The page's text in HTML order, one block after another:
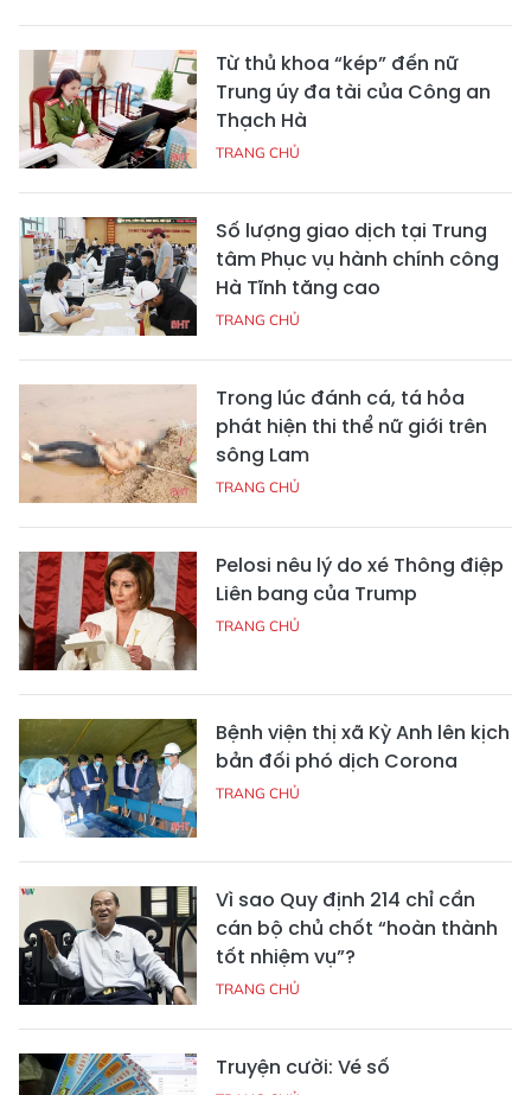
Từ thủ khoa “kép” đến nữ
Trung úy đa tài của Công an
Thạch Hà
TRANG CHỦ
Số lượng giao dịch tại Trung
tâm Phục vụ hành chính công
Hà Tĩnh tăng cao
TRANG CHỦ
Trong lúc đánh cá, tá hỏa
phát hiện thi thể nữ giới trên
sông Lam
TRANG CHỦ
Pelosi nêu lý do xé Thông điệp
Liên bang của Trump
TRANG CHỦ
Bệnh viện thị xã Kỳ Anh lên kịch
bản đối phó dịch Corona
TRANG CHỦ
Vì sao Quy định 214 chỉ cần
cán bộ chủ chốt “hoàn thành
tốt nhiệm vụ”?
TRANG CHỦ
Truyện cười: Vé số